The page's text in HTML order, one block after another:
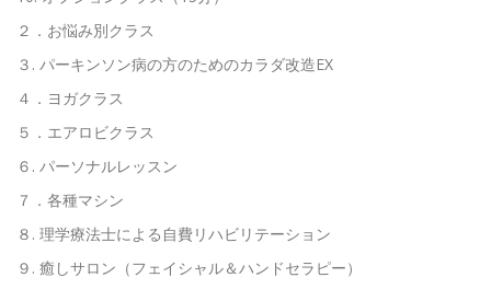
２．お悩み別クラス
３. パーキンソン病の方のためのカラダ改造EX
４．ヨガクラス
５．エアロビクラス
６. パーソナルレッスン
７．各種マシン
８. 理学療法士による自費リハビリテーション
９. 癒しサロン（フェイシャル＆ハンドセラピー）